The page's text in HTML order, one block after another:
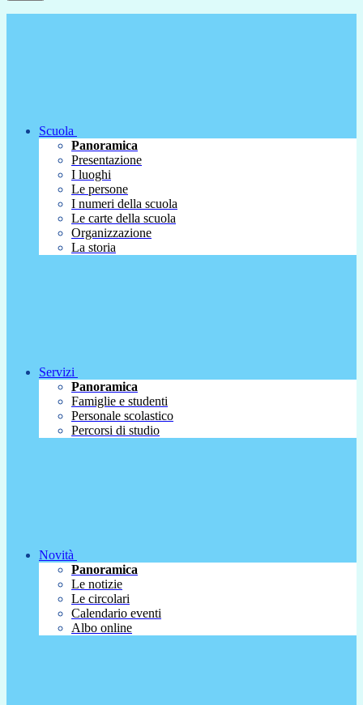
Scuola
Panoramica
Presentazione
I luoghi
Le persone
I numeri della scuola
Le carte della scuola
Organizzazione
La storia
Servizi
Panoramica
Famiglie e studenti
Personale scolastico
Percorsi di studio
Novità
Panoramica
Le notizie
Le circolari
Calendario eventi
Albo online